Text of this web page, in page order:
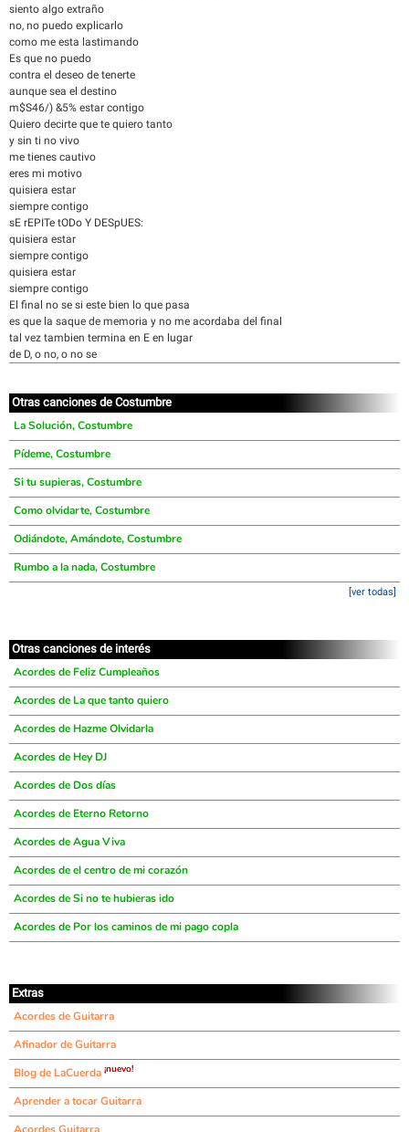
siento algo extraño
no, no puedo explicarlo
como me esta lastimando
Es que no puedo
contra el deseo de tenerte
aunque sea el destino
m$S46/) &5% estar contigo
Quiero decirte que te quiero tanto
y sin ti no vivo
me tienes cautivo
eres mi motivo
quisiera estar
siempre contigo
sE rEPITe tODo Y DESpUES:
quisiera estar
siempre contigo
quisiera estar
siempre contigo
El final no se si este bien lo que pasa
es que la saque de memoria y no me acordaba del final
tal vez tambien termina en E en lugar
de D, o no, o no se
Otras canciones de Costumbre
La Solución, Costumbre
Pídeme, Costumbre
Si tu supieras, Costumbre
Como olvidarte, Costumbre
Odiándote, Amándote, Costumbre
Rumbo a la nada, Costumbre
[ver todas]
Otras canciones de interés
Acordes de Feliz Cumpleaños
Acordes de La que tanto quiero
Acordes de Hazme Olvidarla
Acordes de Hey DJ
Acordes de Dos días
Acordes de Eterno Retorno
Acordes de Agua Viva
Acordes de el centro de mi corazón
Acordes de Si no te hubieras ido
Acordes de Por los caminos de mi pago copla
Extras
Acordes de Guitarra
Afinador de Guitarra
Blog de LaCuerda ¡nuevo!
Aprender a tocar Guitarra